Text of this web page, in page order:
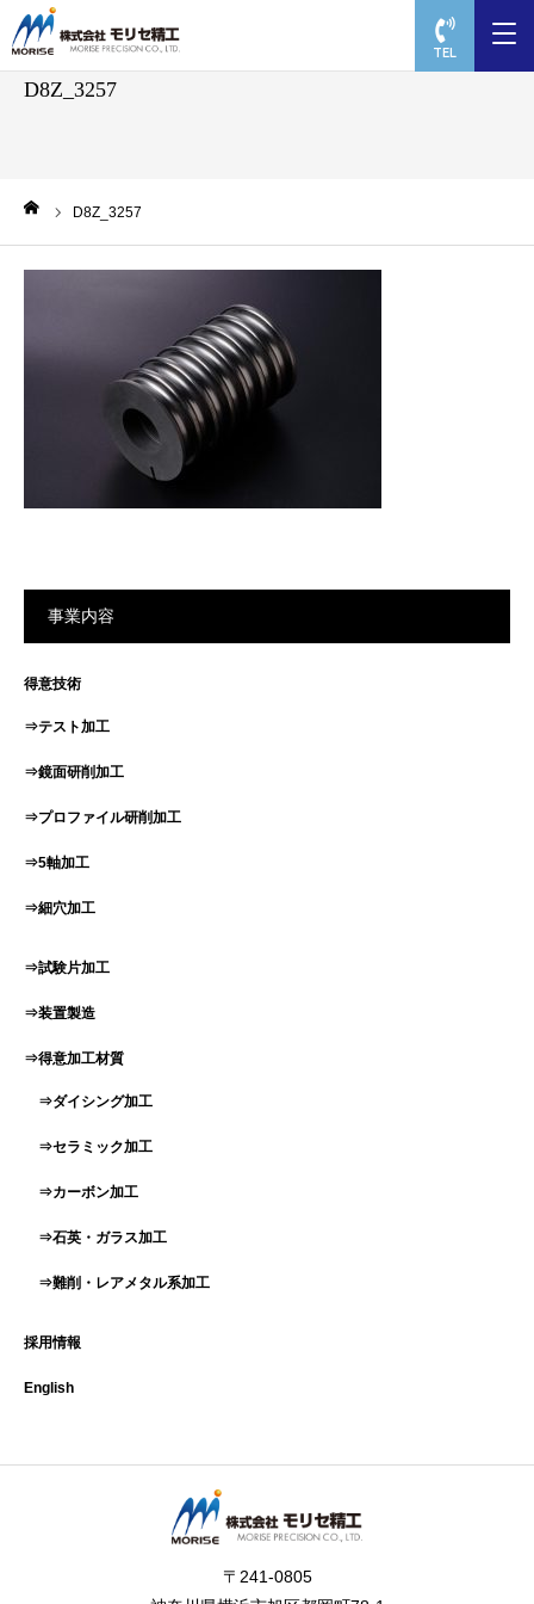
TEL
D8Z_3257
D8Z_3257
事業内容
得意技術
⇒テスト加工
⇒鏡面研削加工
⇒プロファイル研削加工
⇒5軸加工
⇒細穴加工
⇒試験片加工
⇒装置製造
⇒得意加工材質
⇒ダイシング加工
⇒セラミック加工
⇒カーボン加工
⇒石英・ガラス加工
⇒難削・レアメタル系加工
採用情報
English
〒241-0805